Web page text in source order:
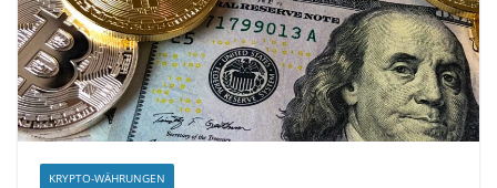
KRYPTO-WÄHRUNGEN